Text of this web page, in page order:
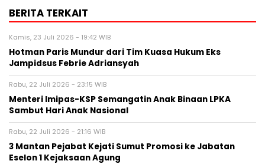
BERITA TERKAIT
Kamis, 23 Juli 2026 - 19:42 WIB
Hotman Paris Mundur dari Tim Kuasa Hukum Eks
Jampidsus Febrie Adriansyah
Rabu, 22 Juli 2026 - 23:15 WIB
Menteri Imipas-KSP Semangatin Anak Binaan LPKA
Sambut Hari Anak Nasional
Rabu, 22 Juli 2026 - 21:16 WIB
3 Mantan Pejabat Kejati Sumut Promosi ke Jabatan
Eselon 1 Kejaksaan Agung